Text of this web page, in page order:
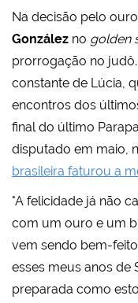
Na decisão pelo
González no golden
prorrogação no
constante de Lúcia,
encontros dos
final do último
disputado em maio,
brasileira faturou a
"A felicidade já não
com um ouro e um
vem sendo bem-
esses meus anos de
preparada como